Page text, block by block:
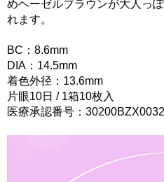
めヘーゼルブラウンが大人っ
れます。
BC：8.6mm
DIA：14.5mm
着色外径：13.6mm
片眼10日 / 1箱10枚入
医療承認番号：